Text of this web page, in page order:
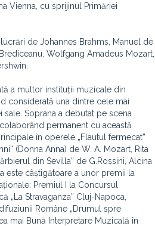
Vienna, cu sprijinul Primăriei
de Johannes Brahms, Manuel de
Wolfgang Amadeus Mozart,
a multor instituții muzicale din
considerată una dintre cele mai
Soprana a debutat pe scena
permanent cu această
în operele „Flautul fermecat”
(Donna Anna) de W. A. Mozart, Rita
din Sevilla” de G.Rossini, Alcina
este câștigătoare a unor premii la
Premiul I la Concursul
„La Stravaganza” Cluj-Napoca,
Române „Drumul spre
mai Bună Interpretare Muzicală în